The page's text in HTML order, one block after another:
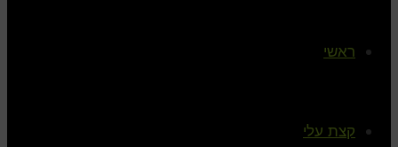
ראשי
קצת עלי